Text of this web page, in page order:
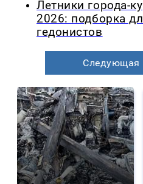
Летники города-
2026: подборка
гедонистов
Следующая